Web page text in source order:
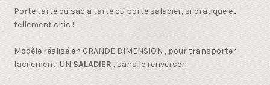
Porte tarte ou sac a tarte ou porte saladier, si pratique et
tellement chic !!
Modèle réalisé en GRANDE DIMENSION , pour transporter
facilement UN SALADIER , sans le renverser.